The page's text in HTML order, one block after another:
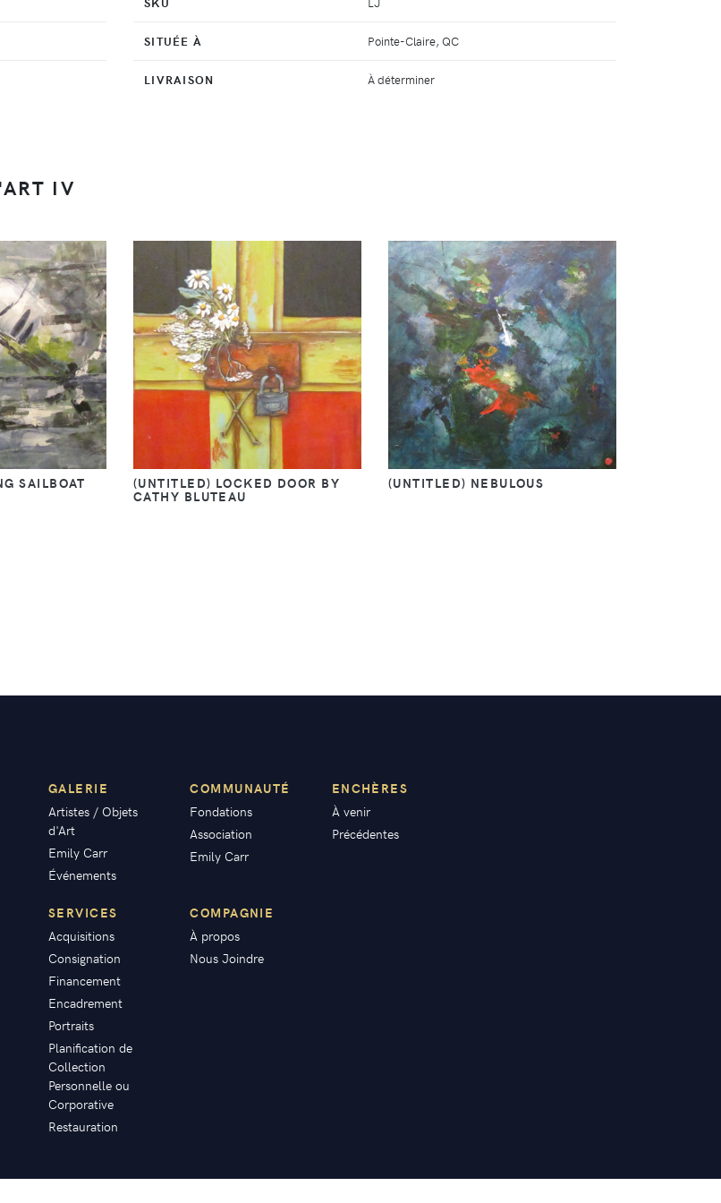
SITUÉE À Pointe-Claire, QC
LIVRAISON À déterminer
IV
SAILBOAT (UNTITLED) LOCKED DOOR BY
CATHY BLUTEAU
(UNTITLED) NEBULOUS
GALERIE
Artistes / Objets
d'Art
Emily Carr
Événements
COMMUNAUTÉ
Fondations
Association
Emily Carr
ENCHÈRES
À venir
Précédentes
SERVICES
Acquisitions
Consignation
Financement
Encadrement
Portraits
Planification de
Collection
Personnelle ou
Corporative
Restauration
COMPAGNIE
À propos
Nous Joindre